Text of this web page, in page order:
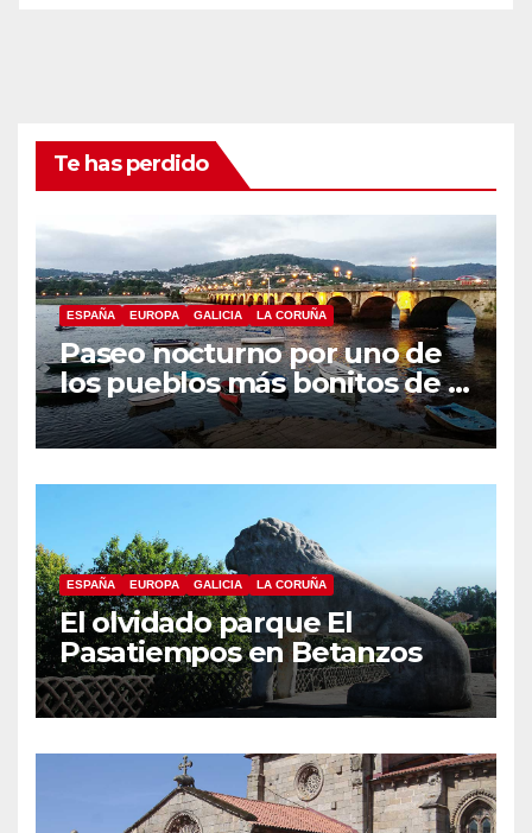
Te has perdido
ESPAÑA EUROPA GALICIA LA CORUÑA
Paseo nocturno por uno de
los pueblos más bonitos de A
Coruña, Puentedeume
ESPAÑA EUROPA GALICIA LA CORUÑA
El olvidado parque El
Pasatiempos en Betanzos